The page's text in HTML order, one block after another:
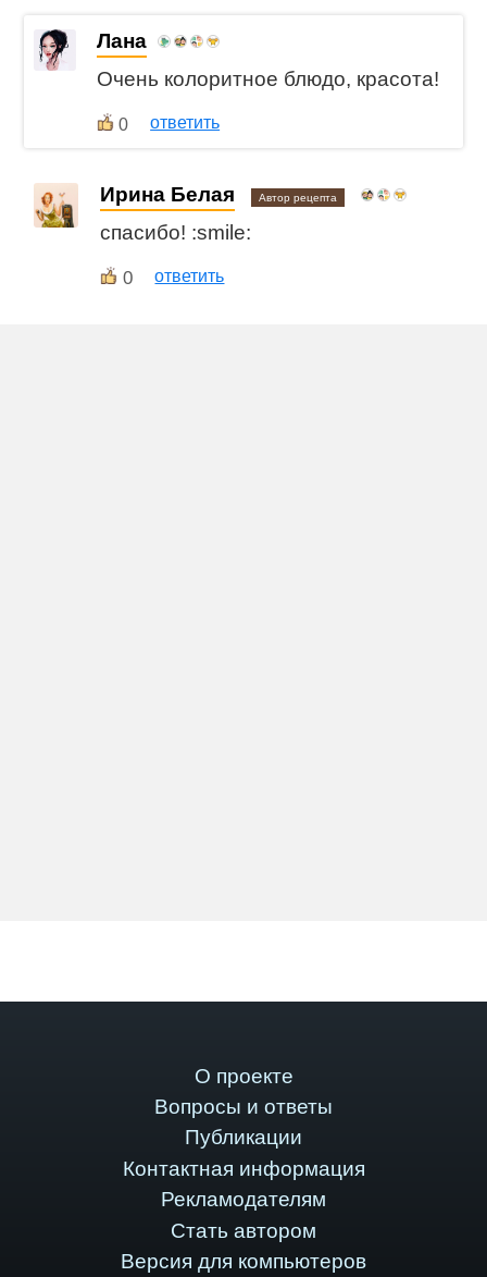
Лана
Очень колоритное блюдо, красота!
0 ответить
Ирина Белая Автор рецепта
спасибо! :smile:
0 ответить
О проекте
Вопросы и ответы
Публикации
Контактная информация
Рекламодателям
Стать автором
Версия для компьютеров